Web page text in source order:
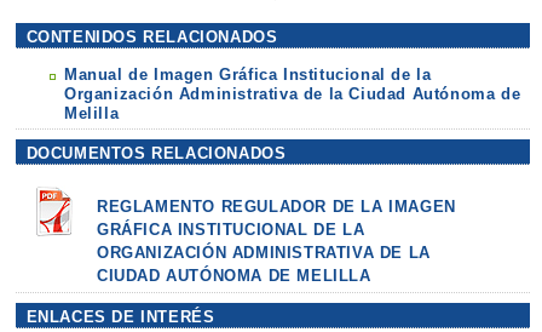
CONTENIDOS RELACIONADOS
Manual de Imagen Gráfica Institucional de la
Organización Administrativa de la Ciudad Autónoma de
Melilla
DOCUMENTOS RELACIONADOS
REGLAMENTO REGULADOR DE LA IMAGEN
GRÁFICA INSTITUCIONAL DE LA
ORGANIZACIÓN ADMINISTRATIVA DE LA
CIUDAD AUTÓNOMA DE MELILLA
ENLACES DE INTERÉS